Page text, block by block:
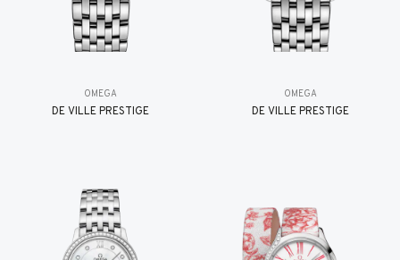
OMEGA
DE VILLE PRESTIGE
OMEGA
DE VILLE PRESTIGE